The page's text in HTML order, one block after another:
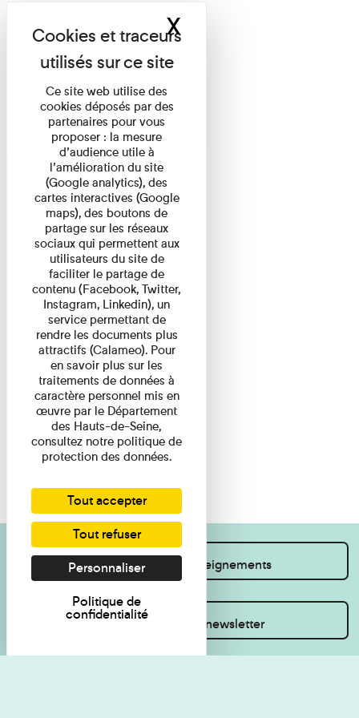
Je souhaite des renseignements
Inscrivez-vous à la newsletter
Ce site web utilise des
cookies déposés par des
partenaires pour vous
proposer : la mesure
d’audience utile à
l’amélioration du site
(Google analytics), des
cartes interactives (Google
maps), des boutons de
partage sur les réseaux
sociaux qui permettent aux
utilisateurs du site de
faciliter le partage de
contenu (Facebook, Twitter,
Instagram, Linkedin), un
service permettant de
rendre les documents plus
attractifs (Calameo). Pour
en savoir plus sur les
traitements de données à
caractère personnel mis en
œuvre par le Département
des Hauts-de-Seine,
consultez notre politique de
protection des données.
Tout accepter
Tout refuser
Personnaliser
Politique de
confidentialité
XMasquer le